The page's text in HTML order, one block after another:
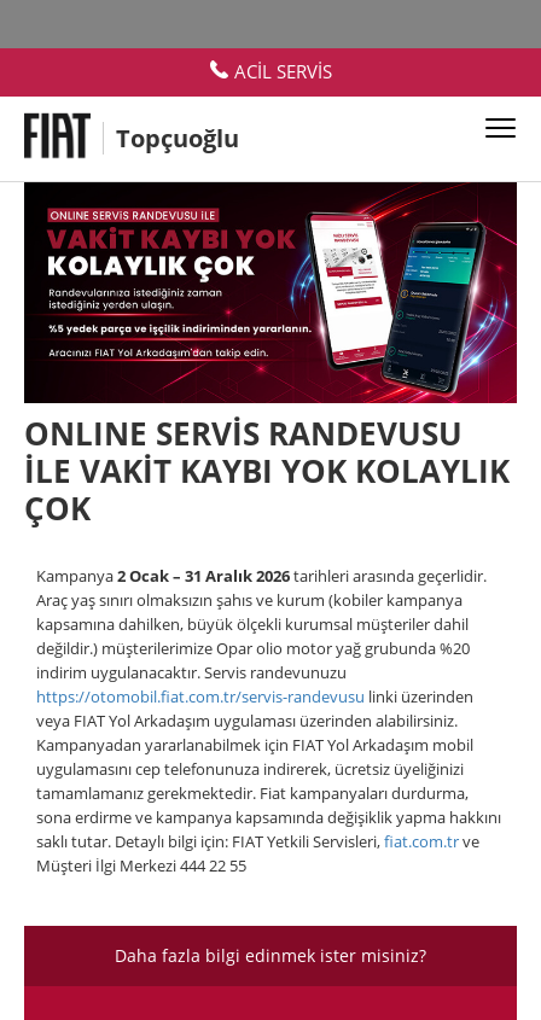
ACİL SERVİS
Topçuoğlu
ONLINE SERVİS RANDEVUSU
İLE VAKİT KAYBI YOK KOLAYLIK
ÇOK
Kampanya2 Ocak – 31 Aralık 2026tarihleri arasında geçerlidir.
Araç yaş sınırı olmaksızın şahıs ve kurum (kobiler kampanya
kapsamına dahilken, büyük ölçekli kurumsal müşteriler dahil
değildir.) müşterilerimize Opar olio motor yağ grubunda %20
indirim uygulanacaktır. Servis randevunuzu
https://otomobil.fiat.com.tr/servis-randevusu linki üzerinden
veya FIAT Yol Arkadaşım uygulaması üzerinden alabilirsiniz.
Kampanyadan yararlanabilmek için FIAT Yol Arkadaşım mobil
uygulamasını cep telefonunuza indirerek, ücretsiz üyeliğinizi
tamamlamanız gerekmektedir. Fiat kampanyaları durdurma,
sona erdirme ve kampanya kapsamında değişiklik yapma hakkını
saklı tutar. Detaylı bilgi için: FIAT Yetkili Servisleri,fiat.com.trve
Müşteri İlgi Merkezi 444 22 55
Daha fazla bilgi edinmek ister misiniz?